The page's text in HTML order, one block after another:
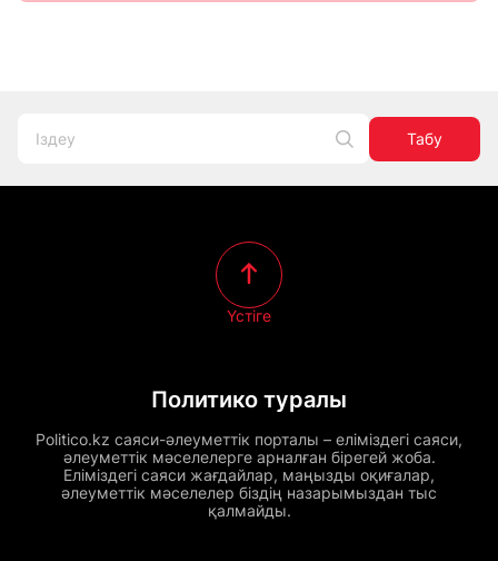
Табу
Политико туралы
Politico.kz саяси-әлеуметтік порталы – еліміздегі саяси,
әлеуметтік мәселелерге арналған бірегей жоба.
Еліміздегі саяси жағдайлар, маңызды оқиғалар,
әлеуметтік мәселелер біздің назарымыздан тыс
қалмайды.
Үстіге